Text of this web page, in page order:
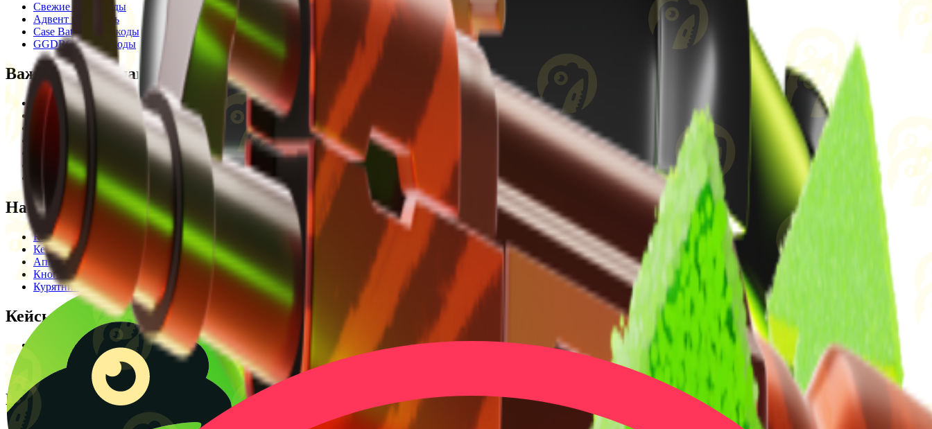
Свежие промокоды
Адвент календарь
Case Battle промокоды
GGDROP промокоды
Важная информация
Пользовательское соглашение
Privacy Policy
Отказ от ответственности
Редакционная политика
Legal Opinion
Контакты
Наши режимы
Кейсы
Кейс батл
Апгрейд
Кнопка
Курятник
Кейсы
Кейсы КС2
Кейсы Раст
Создать КС батл
Полезное